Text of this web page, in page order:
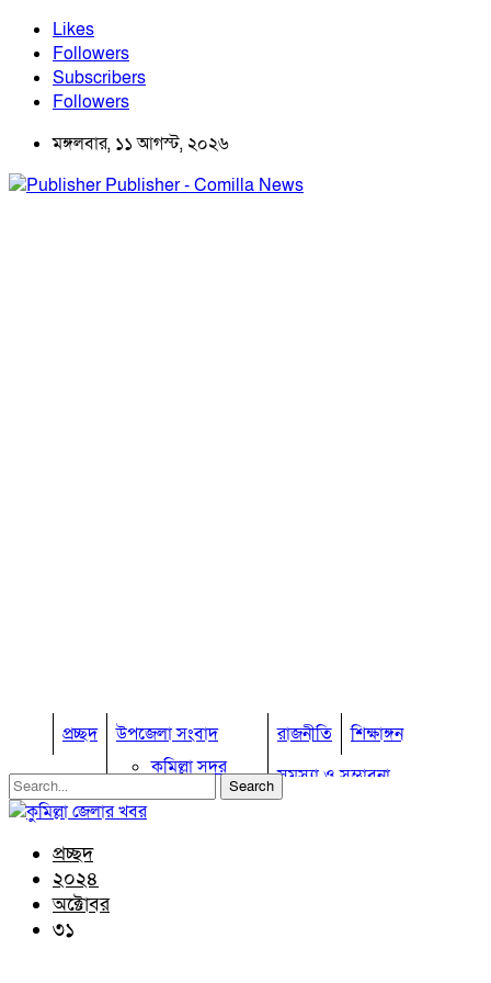
Likes
Followers
Subscribers
Followers
মঙ্গলবার, ১১ আগস্ট, ২০২৬
Publisher - Comilla News
প্রচ্ছদ
উপজেলা সংবাদ
কুমিল্লা সদর
কুমিল্লা সদর দক্ষিণ
রাজনীতি
শিক্ষাঙ্গন
সমস্যা ও সম্ভাবনা
প্রচ্ছদ
২০২৪
অক্টোবর
৩১